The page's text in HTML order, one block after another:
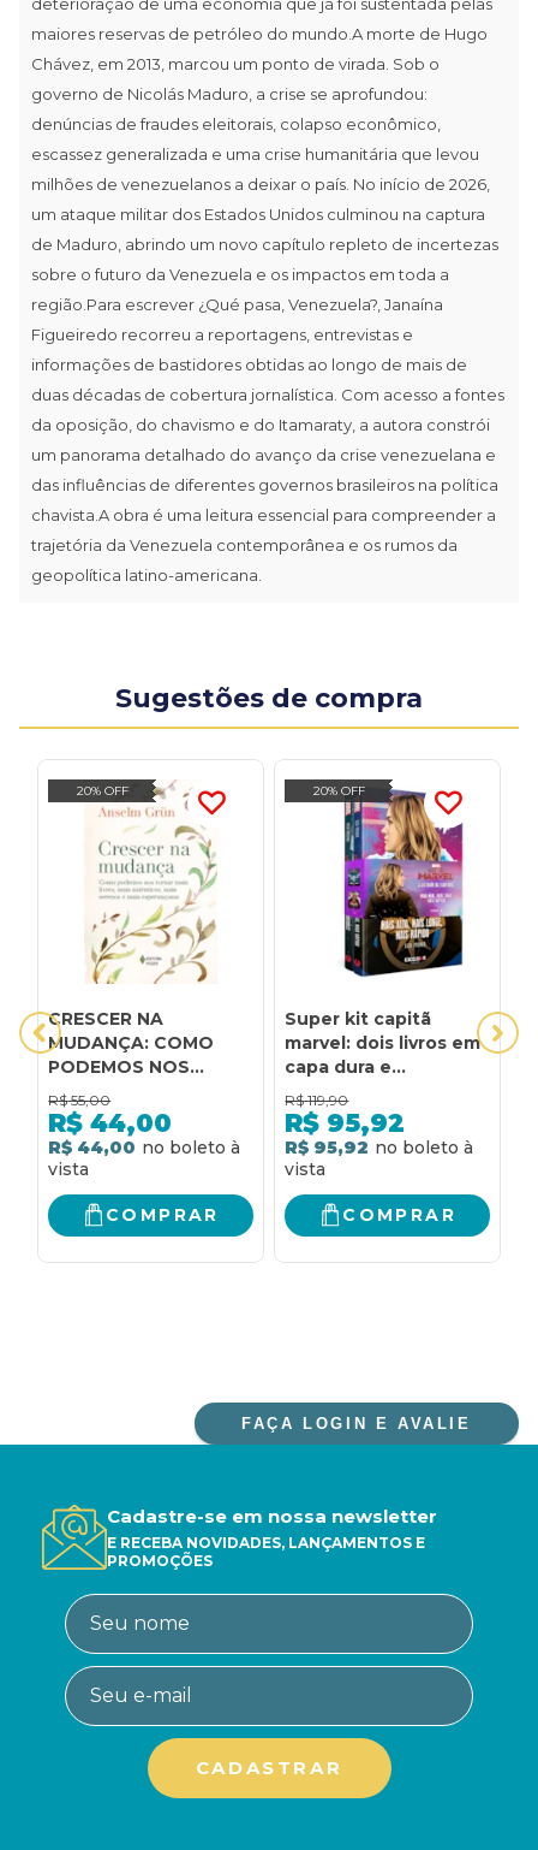
maiores reservas de petróleo do mundo.A morte de Hugo
Chávez, em 2013, marcou um ponto de virada. Sob o
governo de Nicolás Maduro, a crise se aprofundou:
denúncias de fraudes eleitorais, colapso econômico,
escassez generalizada e uma crise humanitária que levou
milhões de venezuelanos a deixar o país. No início de 2026,
um ataque militar dos Estados Unidos culminou na captura
de Maduro, abrindo um novo capítulo repleto de incertezas
sobre o futuro da Venezuela e os impactos em toda a
região.Para escrever ¿Qué pasa, Venezuela?, Janaína
Figueiredo recorreu a reportagens, entrevistas e
informações de bastidores obtidas ao longo de mais de
duas décadas de cobertura jornalística. Com acesso a fontes
da oposição, do chavismo e do Itamaraty, a autora constrói
um panorama detalhado do avanço da crise venezuelana e
das influências de diferentes governos brasileiros na política
chavista.A obra é uma leitura essencial para compreender a
trajetória da Venezuela contemporânea e os rumos da
geopolítica latino-americana.
Sugestões de compra
20% OFF
CRESCER NA
MUDANÇA: COMO
PODEMOS NOS
TORNAR MAIS LIVRES,
MAIS AUTÊNTICOS,
MAIS SERENOS E MAIS
ESPERANÇOSOS
R$ 55,00
R$ 44,00
R$ 44,00
COMPRAR
20% OFF
Super kit capitã
marvel: dois livros em
capa dura e
sobrecapa: (capitã
marvel: mais alto,
mais longe, mais
rápido + capitã
starforce)
R$ 119,90
R$ 95,92
R$ 95,92
COMPRAR
FAÇA LOGIN E AVALIE
Cadastre-se em nossa newsletter
E RECEBA NOVIDADES, LANÇAMENTOS E
PROMOÇÕES